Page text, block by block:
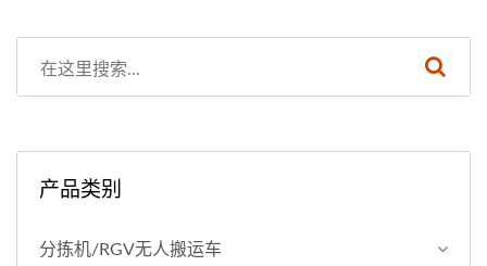
产品类别
分拣机/RGV无人搬运车